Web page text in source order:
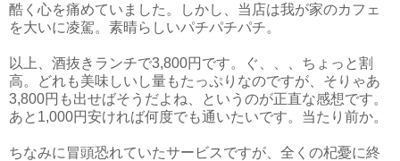
酷く心を痛めていました。しかし、当店は我が家のカフェ
を大いに凌駕。素晴らしいパチパチパチ。
以上、酒抜きランチで3,800円です。ぐ、、、ちょっと割
高。どれも美味しいし量もたっぷりなのですが、そりゃあ
3,800円も出せばそうだよね、というのが正直な感想です。
あと1,000円安ければ何度でも通いたいです。当たり前か。
ちなみに冒頭恐れていたサービスですが、全くの杞憂に終